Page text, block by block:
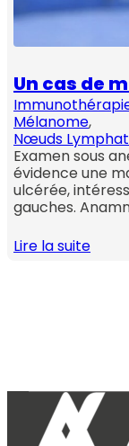
Un cas de
Mélanome,
Nœuds
Examen sous
évidence une
ulcérée,
gauches.
Lire la suite